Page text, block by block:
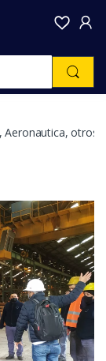
Aeronautica, otros